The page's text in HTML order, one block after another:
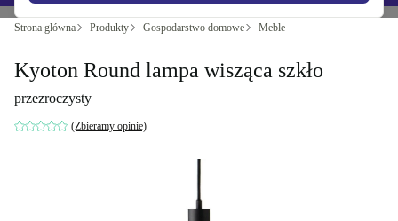
Strona główna Produkty Gospodarstwo domowe Meble
Kyoton Round lampa wisząca szkło
przezroczysty
(Zbieramy opinie)